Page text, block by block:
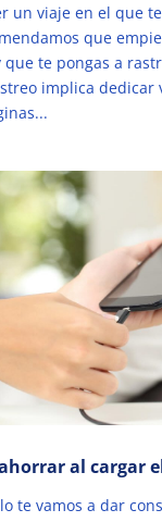
un viaje en el que
que
te pongas a
implica dedicar
al cargar
te vamos a dar